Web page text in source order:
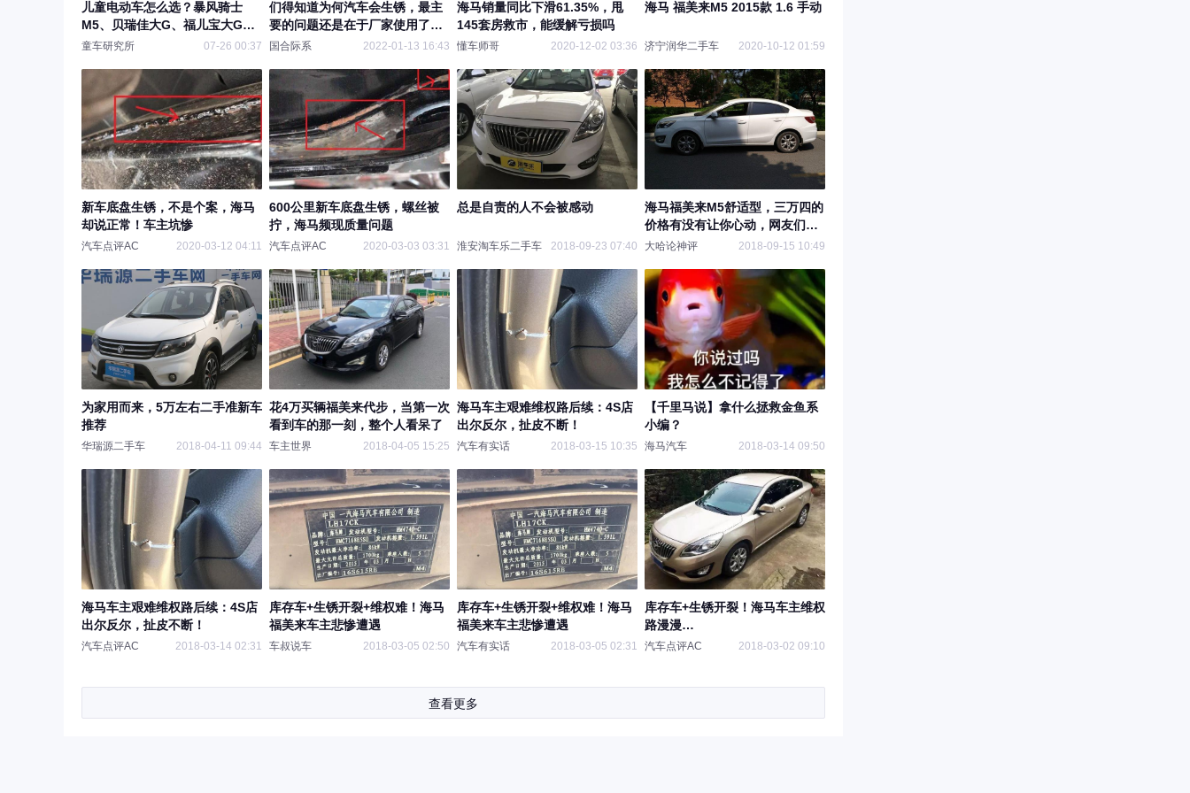
儿童电动车怎么选？暴风骑士
M5、贝瑞佳大G、福儿宝大G、
星辰皓路虎真实使用对比！
童车研究所 07-26 00:37
们得知道为何汽车会生锈，最主
要的问题还是在于厂家使用了高
碳钢材料
国合际系 2022-01-13 16:43
海马销量同比下滑61.35%，甩
145套房救市，能缓解亏损吗
懂车师哥 2020-12-02 03:36
海马 福美来M5 2015款 1.6 手动
济宁润华二手车 2020-10-12 01:59
新车底盘生锈，不是个案，海马
却说正常！车主坑惨
汽车点评AC 2020-03-12 04:11
600公里新车底盘生锈，螺丝被
拧，海马频现质量问题
汽车点评AC 2020-03-03 03:31
总是自责的人不会被感动
淮安淘车乐二手车 2018-09-23 07:40
海马福美来M5舒适型，三万四的
价格有没有让你心动，网友们都
来了
大哈论神评 2018-09-15 10:49
为家用而来，5万左右二手准新车
推荐
华瑞源二手车 2018-04-11 09:44
花4万买辆福美来代步，当第一次
看到车的那一刻，整个人看呆了
车主世界 2018-04-05 15:25
海马车主艰难维权路后续：4S店
出尔反尔，扯皮不断！
汽车有实话 2018-03-15 10:35
【千里马说】拿什么拯救金鱼系
小编？
海马汽车 2018-03-14 09:50
海马车主艰难维权路后续：4S店
出尔反尔，扯皮不断！
汽车点评AC 2018-03-14 02:31
库存车+生锈开裂+维权难！海马
福美来车主悲惨遭遇
车叔说车 2018-03-05 02:50
库存车+生锈开裂+维权难！海马
福美来车主悲惨遭遇
汽车有实话 2018-03-05 02:31
库存车+生锈开裂！海马车主维权
路漫漫…
汽车点评AC 2018-03-02 09:10
查看更多